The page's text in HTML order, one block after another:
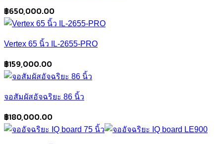
฿650,000.00
Vertex 65 นิ้ว IL-2655-PRO
฿159,000.00
จอสัมผัสอัจฉริยะ 86 นิ้ว
฿180,000.00